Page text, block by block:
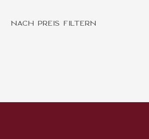
NACH PREIS FILTERN